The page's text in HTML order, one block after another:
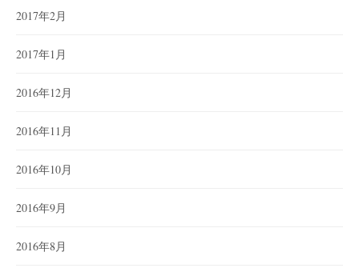
2017年2月
2017年1月
2016年12月
2016年11月
2016年10月
2016年9月
2016年8月